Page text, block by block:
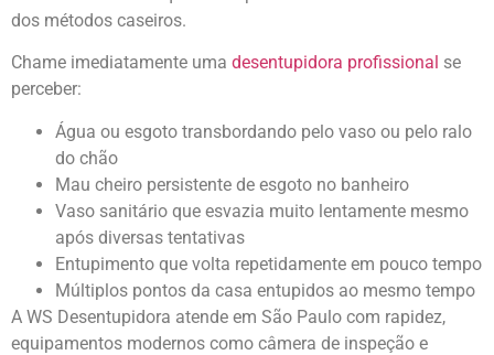
dos métodos caseiros.
Chame imediatamente uma desentupidora profissional se
perceber:
Água ou esgoto transbordando pelo vaso ou pelo ralo
do chão
Mau cheiro persistente de esgoto no banheiro
Vaso sanitário que esvazia muito lentamente mesmo
após diversas tentativas
Entupimento que volta repetidamente em pouco tempo
Múltiplos pontos da casa entupidos ao mesmo tempo
A WS Desentupidora atende em São Paulo com rapidez,
equipamentos modernos como câmera de inspeção e